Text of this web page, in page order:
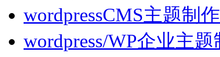
wordpressCMS主题制
wordpress/WP企业主